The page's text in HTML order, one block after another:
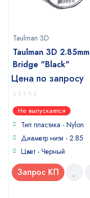
Taulman 3D
Taulman 3D 2.85mm
Bridge "Black"
Цена по запросу
0
out
of
Не выпускается
Тип пластика - Nylon
Диаметр нити - 2.85
Цвет - Черный
Запрос КП